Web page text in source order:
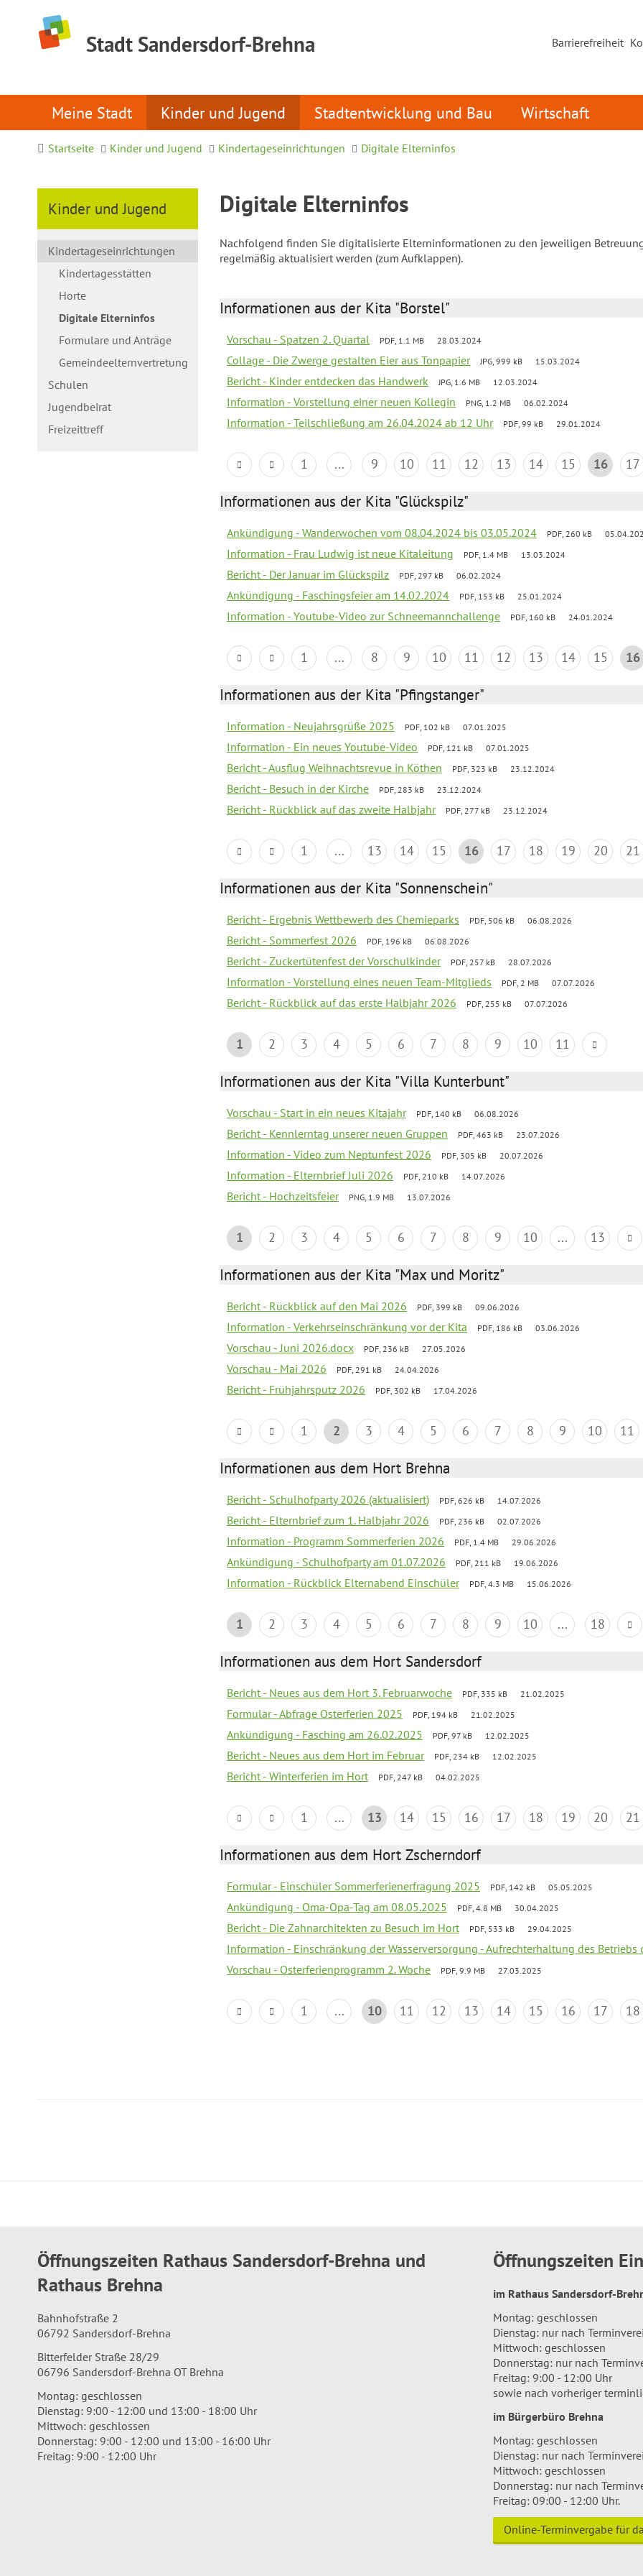
Stadt Sandersdorf-Brehna Barrierefreiheit
Meine Stadt Kinder und Jugend Stadtentwicklung und Bau Wirtschaft
Startseite Kinder und Jugend Kindertageseinrichtungen Digitale Elterninfos
Kinder und Jugend
Kindertageseinrichtungen
Kindertagesstätten
Horte
Digitale Elterninfos
Formulare und Anträge
Gemeindeelternvertretung
Schulen
Jugendbeirat
Freizeittreff
Digitale Elterninfos
Nachfolgend finden Sie digitalisierte Elterninformationen zu den jeweiligen
regelmäßig aktualisiert werden (zum Aufklappen).
Informationen aus der Kita "Borstel"
Vorschau - Spatzen 2. Quartal PDF, 1.1 MB 28.03.2024
Collage - Die Zwerge gestalten Eier aus Tonpapier JPG, 999 kB 15.03.2024
Bericht - Kinder entdecken das Handwerk JPG, 1.6 MB 12.03.2024
Information - Vorstellung einer neuen Kollegin PNG, 1.2 MB 06.02.2024
Information - Teilschließung am 26.04.2024 ab 12 Uhr PDF, 99 kB 29.01.2024
1 ... 9 10 11 12 13 14 15 16 17
Informationen aus der Kita "Glückspilz"
Ankündigung - Wanderwochen vom 08.04.2024 bis 03.05.2024 PDF, 260 kB
Information - Frau Ludwig ist neue Kitaleitung PDF, 1.4 MB 13.03.2024
Bericht - Der Januar im Glückspilz PDF, 297 kB 06.02.2024
Ankündigung - Faschingsfeier am 14.02.2024 PDF, 153 kB 25.01.2024
Information - Youtube-Video zur Schneemannchallenge PDF, 160 kB 24.01.2024
1 ... 8 9 10 11 12 13 14 15 16
Informationen aus der Kita "Pfingstanger"
Information - Neujahrsgrüße 2025 PDF, 102 kB 07.01.2025
Information - Ein neues Youtube-Video PDF, 121 kB 07.01.2025
Bericht - Ausflug Weihnachtsrevue in Köthen PDF, 323 kB 23.12.2024
Bericht - Besuch in der Kirche PDF, 283 kB 23.12.2024
Bericht - Rückblick auf das zweite Halbjahr PDF, 277 kB 23.12.2024
1 ... 13 14 15 16 17 18 19 20 21
Informationen aus der Kita "Sonnenschein"
Bericht - Ergebnis Wettbewerb des Chemieparks PDF, 506 kB 06.08.2026
Bericht - Sommerfest 2026 PDF, 196 kB 06.08.2026
Bericht - Zuckertütenfest der Vorschulkinder PDF, 257 kB 28.07.2026
Information - Vorstellung eines neuen Team-Mitglieds PDF, 2 MB 07.07.2026
Bericht - Rückblick auf das erste Halbjahr 2026 PDF, 255 kB 07.07.2026
1 2 3 4 5 6 7 8 9 10 11
Informationen aus der Kita "Villa Kunterbunt"
Vorschau - Start in ein neues Kitajahr PDF, 140 kB 06.08.2026
Bericht - Kennlerntag unserer neuen Gruppen PDF, 463 kB 23.07.2026
Information - Video zum Neptunfest 2026 PDF, 305 kB 20.07.2026
Information - Elternbrief Juli 2026 PDF, 210 kB 14.07.2026
Bericht - Hochzeitsfeier PNG, 1.9 MB 13.07.2026
1 2 3 4 5 6 7 8 9 10 ... 13
Informationen aus der Kita "Max und Moritz"
Bericht - Rückblick auf den Mai 2026 PDF, 399 kB 09.06.2026
Information - Verkehrseinschränkung vor der Kita PDF, 186 kB 03.06.2026
Vorschau - Juni 2026.docx PDF, 236 kB 27.05.2026
Vorschau - Mai 2026 PDF, 291 kB 24.04.2026
Bericht - Frühjahrsputz 2026 PDF, 302 kB 17.04.2026
1 2 3 4 5 6 7 8 9 10 11
Informationen aus dem Hort Brehna
Bericht - Schulhofparty 2026 (aktualisiert) PDF, 626 kB 14.07.2026
Bericht - Elternbrief zum 1. Halbjahr 2026 PDF, 236 kB 02.07.2026
Information - Programm Sommerferien 2026 PDF, 1.4 MB 29.06.2026
Ankündigung - Schulhofparty am 01.07.2026 PDF, 211 kB 19.06.2026
Information - Rückblick Elternabend Einschüler PDF, 4.3 MB 15.06.2026
1 2 3 4 5 6 7 8 9 10 ... 18
Informationen aus dem Hort Sandersdorf
Bericht - Neues aus dem Hort 3. Februarwoche PDF, 335 kB 21.02.2025
Formular - Abfrage Osterferien 2025 PDF, 194 kB 21.02.2025
Ankündigung - Fasching am 26.02.2025 PDF, 97 kB 12.02.2025
Bericht - Neues aus dem Hort im Februar PDF, 234 kB 12.02.2025
Bericht - Winterferien im Hort PDF, 247 kB 04.02.2025
1 ... 13 14 15 16 17 18 19 20 21
Informationen aus dem Hort Zscherndorf
Formular - Einschüler Sommerferienerfragung 2025 PDF, 142 kB 05.05.2025
Ankündigung - Oma-Opa-Tag am 08.05.2025 PDF, 4.8 MB 30.04.2025
Bericht - Die Zahnarchitekten zu Besuch im Hort PDF, 533 kB 29.04.2025
Information - Einschränkung der Wasserversorgung - Aufrechterhaltung des Betriebs
Vorschau - Osterferienprogramm 2. Woche PDF, 9.9 MB 27.03.2025
1 ... 10 11 12 13 14 15 16 17 18
Öffnungszeiten Rathaus Sandersdorf-Brehna und
Rathaus Brehna
Bahnhofstraße 2
06792 Sandersdorf-Brehna
Bitterfelder Straße 28/29
06796 Sandersdorf-Brehna OT Brehna
Montag: geschlossen
Dienstag: 9:00 - 12:00 und 13:00 - 18:00 Uhr
Mittwoch: geschlossen
Donnerstag: 9:00 - 12:00 und 13:00 - 16:00 Uhr
Freitag: 9:00 - 12:00 Uhr
Öffnungszeiten
im Rathaus Sandersdorf-
Montag: geschlossen
Dienstag: nur nach
Mittwoch: geschlossen
Donnerstag: nur nach
Freitag: 9:00 - 12:00 Uhr
sowie nach vorheriger
im Bürgerbüro Brehna
Montag: geschlossen
Dienstag: nur nach
Mittwoch: geschlossen
Donnerstag: nur nach
Freitag: 09:00 - 12:00 Uhr.
Online-Terminvergabe für